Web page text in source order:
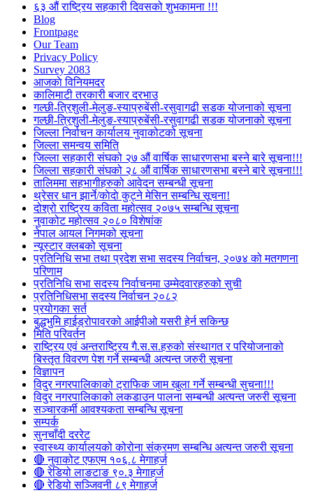
६३ औं राष्ट्रिय सहकारी दिवसको शुभकामना !!!
Blog
Frontpage
Our Team
Privacy Policy
Survey 2083
आजकाे विनियमदर
कालिमाटी तरकारी बजार दरभाउ
गल्छी-त्रिशुली-मेलुङ-स्याप्रुबेंसी-रसुवागढी सडक योजनाको सूचना
गल्छी-त्रिशुली-मेलुङ-स्याप्रुबेंसी-रसुवागढी सडक योजनाको सूचना
जिल्ला निर्वाचन कार्यालय नुवाकोटको सूचना
जिल्ला समन्वय समिति
जिल्ला सहकारी संघको २७ औं वार्षिक साधारणसभा बस्ने बारे सूचना!!!
जिल्ला सहकारी संघको २८ औं वार्षिक साधारणसभा बस्ने बारे सूचना!!!
तालिममा सहभागीहरुको आवेदन सम्बन्धी सूचना
थ्रेसर धान झार्ने/काेदाे कुट्ने मेसिन सम्बन्धि सूचना!
दोश्रो राष्ट्रिय कविता महोत्सव २०७५ सम्बन्धि सूचना
नुवाकोट महोत्सव २०८० विशेषांक
नेपाल आयल निगमको सूचना
न्यूस्टार क्लबको सूचना
प्रतिनिधि सभा तथा प्रदेश सभा सदस्य निर्वाचन, २०७४ को मतगणना
परिणाम
प्रतिनिधि सभा सदस्य निर्वाचनमा उम्मेदवारहरुको सुची
प्रतिनिधिसभा सदस्य निर्वाचन २०८२
प्रयोगका सर्त
बुद्धभुमि हाईड्रोपावरको आईपीओ यसरी हेर्न सकिन्छ
मिति परिवर्तन
राष्ट्रिय एवं अन्तराष्ट्रिय गै.स.स.हरुको संस्थागत र परियोजनाको
बिस्तृत विवरण पेश गर्ने सम्बन्धी अत्यन्त जरुरी सूचना
विज्ञापन
विदुर नगरपालिकाको ट्राफिक जाम खुला गर्ने सम्बन्धी सुचना!!!
विदुर नगरपालिकाको लकडाउन पालना सम्बन्धी अत्यन्त जरुरी सूचना
सञ्चारकर्मी आवश्यकता सम्बन्धि सूचना
सम्पर्क
सुनचाँदी दररेट
स्वास्थ्य कार्यालयको कोरोना संक्रमण सम्बन्धि अत्यन्त जरुरी सूचना
🔴 नुवाकोट एफएम १०६.८ मेगाहर्ज
🔴 रेडियो लाङटाङ ९०.३ मेगाहर्ज
🔴 रेडियो सञ्जिवनी ८९ मेगाहर्ज